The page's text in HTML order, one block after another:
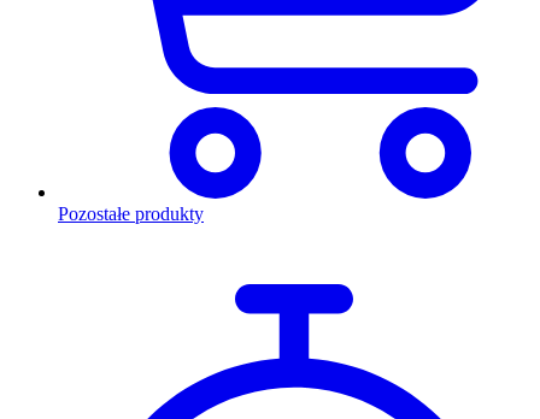
Pozostałe produkty